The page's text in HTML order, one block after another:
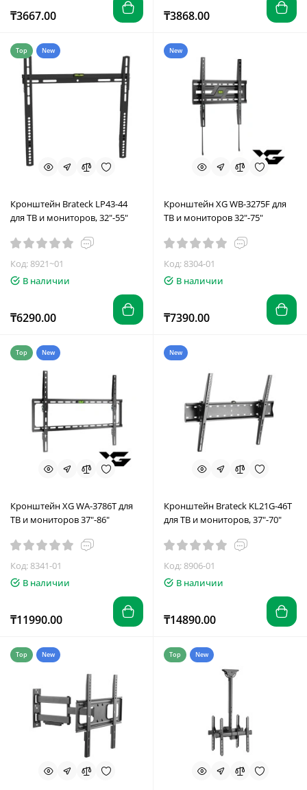
₸3667.00 ₸3868.00
Top New
Кронштейн Brateck LP43-44
для ТВ и мониторов, 32"-55"
Код: 8921~01
В наличии
₸6290.00
New
Кронштейн XG WB-3275F для
ТВ и мониторов 32"-75"
Код: 8304-01
В наличии
₸7390.00
Top New
Кронштейн XG WA-3786T для
ТВ и мониторов 37"-86"
Код: 8341-01
В наличии
₸11990.00
New
Кронштейн Brateck KL21G-46T
для ТВ и мониторов, 37"-70"
Код: 8906-01
В наличии
₸14890.00
Top New Top New